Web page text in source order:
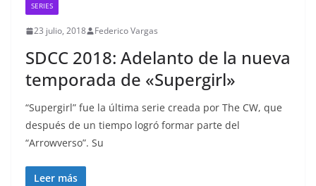
SERIES
23 julio, 2018 Federico Vargas
SDCC 2018: Adelanto de la nueva
temporada de «Supergirl»
“Supergirl” fue la última serie creada por The CW, que
después de un tiempo logró formar parte del
“Arrowverso”. Su
Leer más